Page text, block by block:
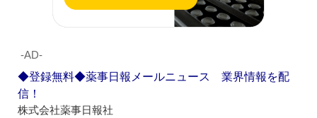
‐AD‐
◆登録無料◆薬事日報メールニュース 業界情報を配
信！
株式会社薬事日報社